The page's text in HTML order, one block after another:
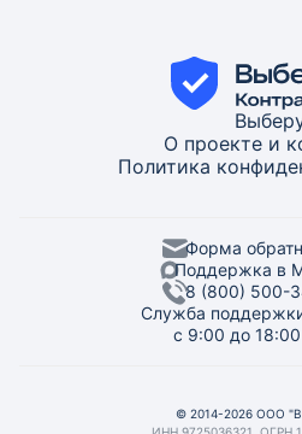
О проекте и
Политика
Форма
Поддержка в
8 (800) 500-
Служба
с 9:00 до
© 2014-2026 ООО